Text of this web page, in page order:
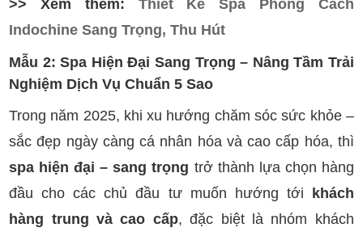
>> Xem thêm: Thiết Kế Spa Phong Cách
Indochine Sang Trọng, Thu Hút
Mẫu 2: Spa Hiện Đại Sang Trọng – Nâng Tầm Trải
Nghiệm Dịch Vụ Chuẩn 5 Sao
Trong năm 2025, khi xu hướng chăm sóc sức khỏe –
sắc đẹp ngày càng cá nhân hóa và cao cấp hóa, thì
spa hiện đại – sang trọng trở thành lựa chọn hàng
đầu cho các chủ đầu tư muốn hướng tới khách
hàng trung và cao cấp, đặc biệt là nhóm khách